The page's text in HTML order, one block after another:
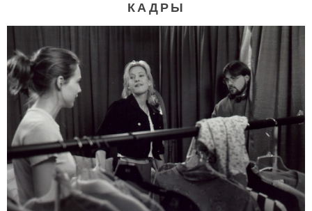
КАДРЫ